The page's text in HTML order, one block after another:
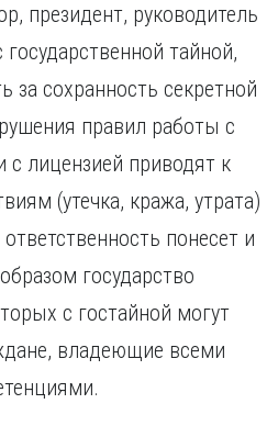
Уфа
Х
Хабаровск
Ч
Чебоксары
Череповец
Чита
Я
Ярославль
президент, руководитель
тайной,
за сохранность секретной
правил работы с
с лицензией приводят к
(утечка, кража, утрата)
понесет и
государство
с гостайной могут
владеющие всеми